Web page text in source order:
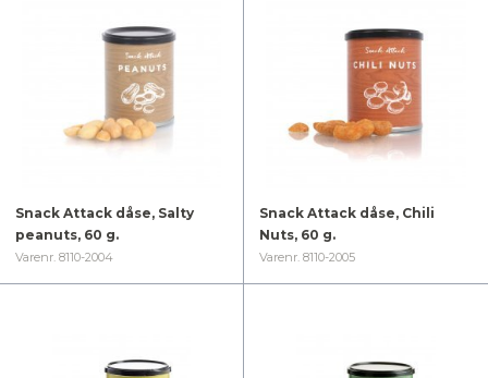
Varenr. 8110-2004
Snack Attack dåse, Salty
peanuts, 60 g.
Varenr. 8110-2005
Snack Attack dåse, Chili
Nuts, 60 g.